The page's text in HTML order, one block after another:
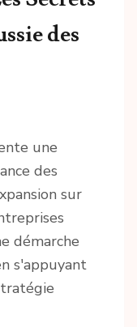
des
une
des
sur
démarche
s'appuyant